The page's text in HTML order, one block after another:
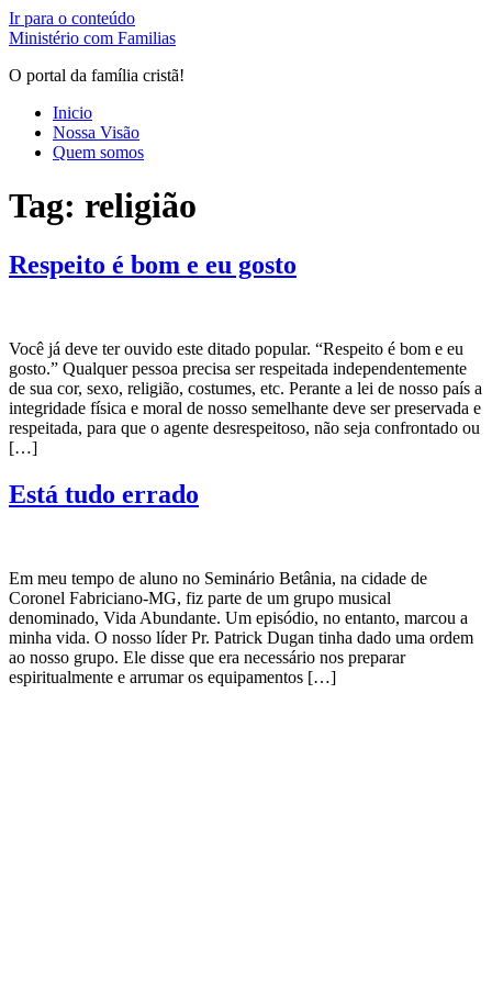
Ir para o conteúdo
Ministério com Familias
O portal da família cristã!
Inicio
Nossa Visão
Quem somos
Tag: religião
Respeito é bom e eu gosto
Você já deve ter ouvido este ditado popular. “Respeito é bom e eu
gosto.” Qualquer pessoa precisa ser respeitada independentemente
de sua cor, sexo, religião, costumes, etc. Perante a lei de nosso país a
integridade física e moral de nosso semelhante deve ser preservada e
respeitada, para que o agente desrespeitoso, não seja confrontado ou
[…]
Está tudo errado
Em meu tempo de aluno no Seminário Betânia, na cidade de
Coronel Fabriciano-MG, fiz parte de um grupo musical
denominado, Vida Abundante. Um episódio, no entanto, marcou a
minha vida. O nosso líder Pr. Patrick Dugan tinha dado uma ordem
ao nosso grupo. Ele disse que era necessário nos preparar
espiritualmente e arrumar os equipamentos […]